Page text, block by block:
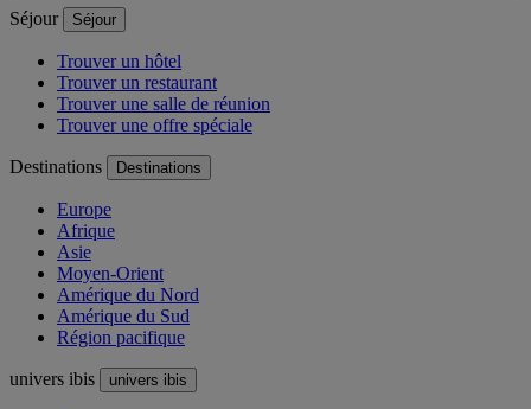
Séjour Séjour
Trouver un hôtel
Trouver un restaurant
Trouver une salle de réunion
Trouver une offre spéciale
Destinations Destinations
Europe
Afrique
Asie
Moyen-Orient
Amérique du Nord
Amérique du Sud
Région pacifique
univers ibis univers ibis